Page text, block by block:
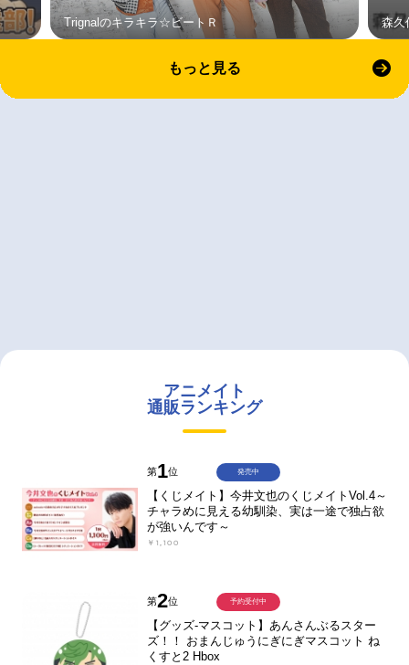
Trignalのキラキラ☆ビートＲ 森久
もっと見る
アニメイト
通販ランキング
第1位
【くじメイト】今井文也のくじメイトVol.4～
チャラめに見える幼馴染、実は一途で独占欲
が強いんです～
￥1,100
発売中
第2位
【グッズ-マスコット】あんさんぶるスター
ズ！！ おまんじゅうにぎにぎマスコット ね
くすと2 Hbox
予約受付中